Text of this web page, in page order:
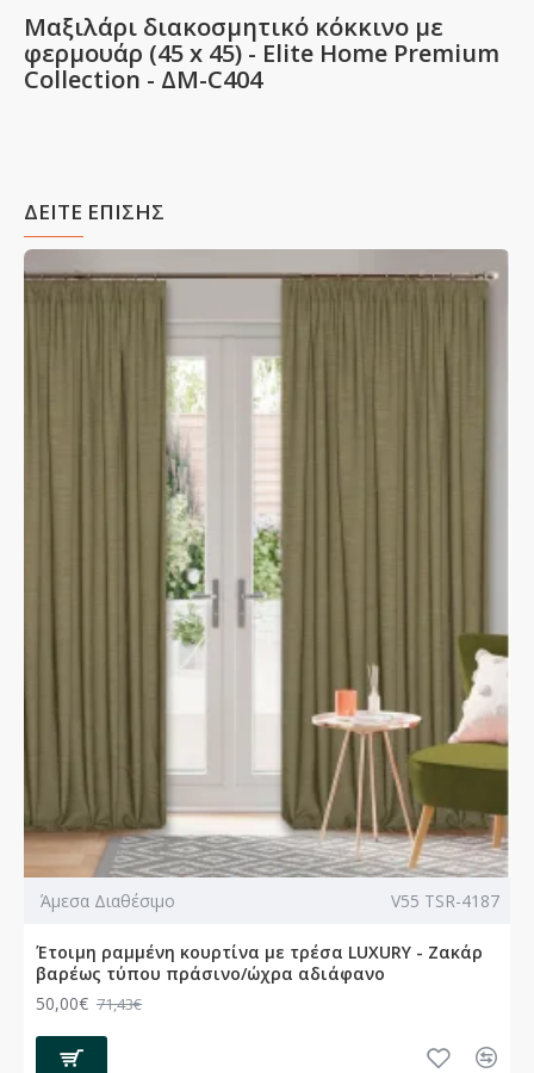
Μαξιλάρι διακοσμητικό κόκκινο με
φερμουάρ (45 x 45) - Elite Home Premium
Collection - ΔΜ-C404
ΔΕΙΤΕ ΕΠΙΣΗΣ
Άμεσα Διαθέσιμο V55 TSR-4187
Έτοιμη ραμμένη κουρτίνα με τρέσα LUXURY - Ζακάρ
βαρέως τύπου πράσινο/ώχρα αδιάφανο
50,00€ 71,43€